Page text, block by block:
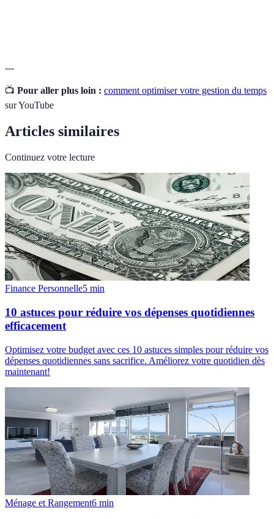
---
📺 Pour aller plus loin : comment optimiser votre gestion du temps
sur YouTube
Articles similaires
Continuez votre lecture
Finance Personnelle5 min
10 astuces pour réduire vos dépenses quotidiennes
efficacement
Optimisez votre budget avec ces 10 astuces simples pour réduire vos
dépenses quotidiennes sans sacrifice. Améliorez votre quotidien dès
maintenant!
Ménage et Rangement6 min